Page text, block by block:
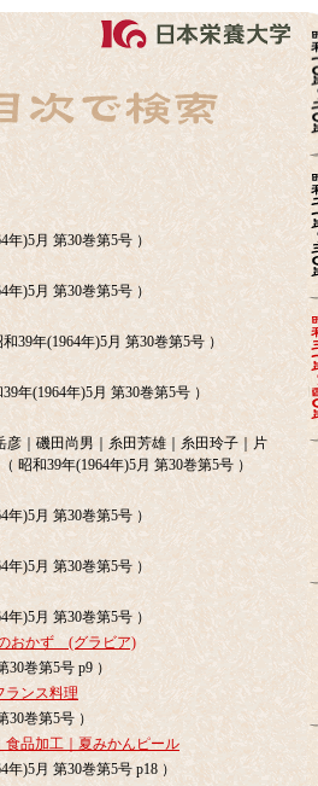
)5月 第30巻第5号 ）
)5月 第30巻第5号 ）
39年(1964年)5月 第30巻第5号 ）
年(1964年)5月 第30巻第5号 ）
彦｜磯田尚男｜糸田芳雄｜糸田玲子｜片
昭和39年(1964年)5月 第30巻第5号 ）
)5月 第30巻第5号 ）
)5月 第30巻第5号 ）
)5月 第30巻第5号 ）
おかず (グラビア)
巻第5号 p9 ）
ランス料理
30巻第5号 ）
品加工｜夏みかんピール
)5月 第30巻第5号 p18 ）